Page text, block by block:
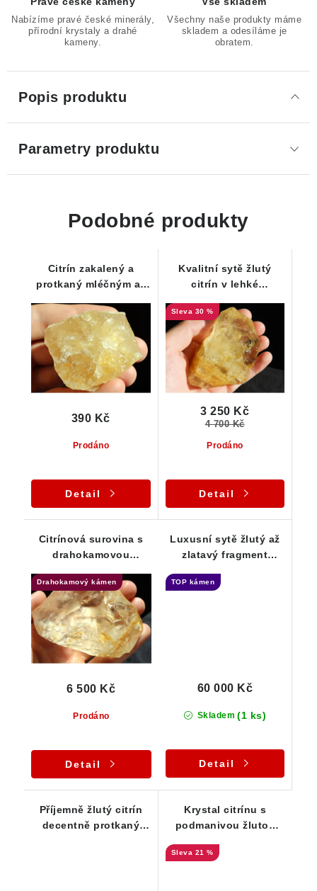
Nabízíme pravé české minerály,
přírodní krystaly a drahé
kameny.
Všechny naše produkty máme
skladem a odesíláme je
obratem.
Popis produktu
Parametry produktu
Podobné produkty
Citrín zakalený a
protkaný mléčným až
Prodáno
390 Kč
Detail
Kvalitní sytě žlutý
citrín v lehké
30 %
Prodáno
3 250 Kč
4 700 Kč
Detail
Citrínová surovina s
drahokamovou
sametovým povrchem
Drahokamový kámen
Prodáno
6 500 Kč
Detail
Luxusní sytě žlutý až
zlatavý fragment
Vysočiny
TOP kámen
Skladem (1 ks)
60 000 Kč
Detail
Příjemně žlutý citrín
decentně protkaný
Krystal citrínu s
podmanivou žlutou
špičkou
21 %